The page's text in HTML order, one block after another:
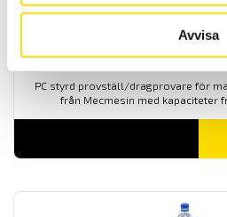
Avvisa
Mecmesin OmniTest™
PC styrd provställ/dragprovare för
från Mecmesin med kapaciteter